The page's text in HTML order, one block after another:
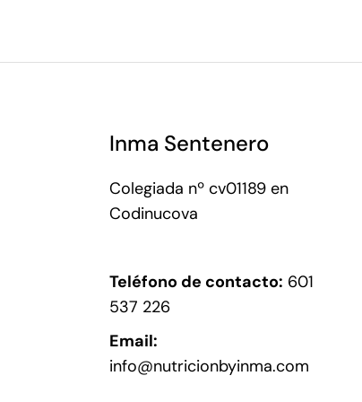
Inma Sentenero
Colegiada nº cv01189 en
Codinucova
Teléfono de contacto: 601
537 226
Email:
info@nutricionbyinma.com